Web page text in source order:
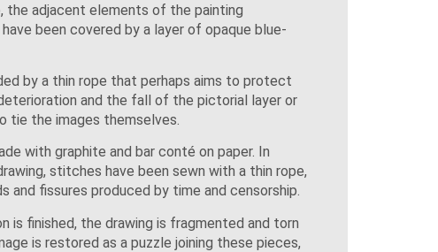
the adjacent elements of the painting
been covered by a layer of opaque blue-
by a thin rope that perhaps aims to protect
and the fall of the pictorial layer or
tie the images themselves.
with graphite and bar conté on paper. In
stitches have been sewn with a thin rope,
and fissures produced by time and censorship.
is finished, the drawing is fragmented and torn
is restored as a puzzle joining these pieces,